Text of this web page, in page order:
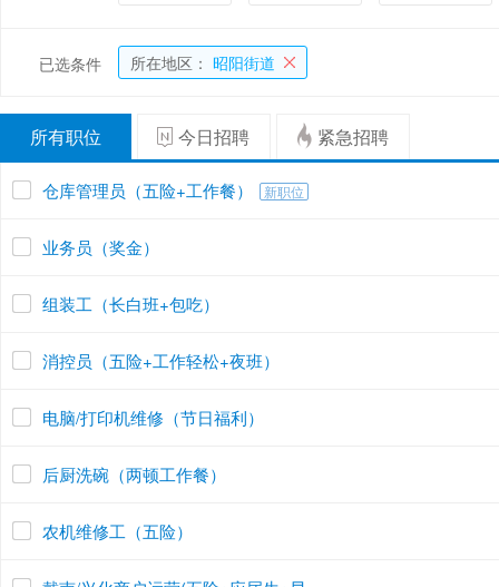
已选条件 所在地区： 昭阳街道
所有职位 今日招聘 紧急招聘
仓库管理员（五险+工作餐） 新职位
业务员（奖金）
组装工（长白班+包吃）
消控员（五险+工作轻松+夜班）
电脑/打印机维修（节日福利）
后厨洗碗（两顿工作餐）
农机维修工（五险）